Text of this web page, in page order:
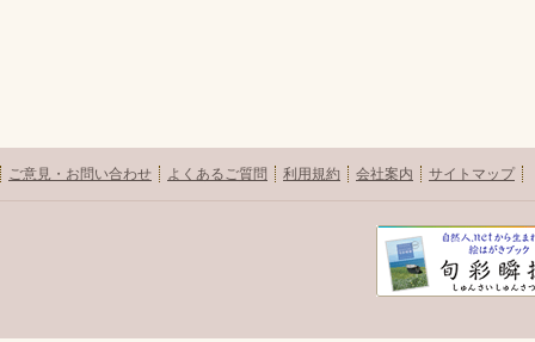
ご意見・お問い合わせ よくあるご質問 利用規約 会社案内 サイトマップ